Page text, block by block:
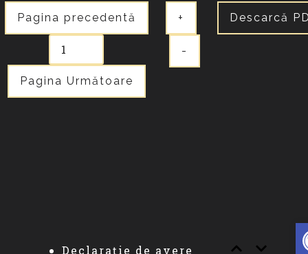
Pagina precedentă
Pagina Următoare
+
-
Descarcă
Declarație de avere